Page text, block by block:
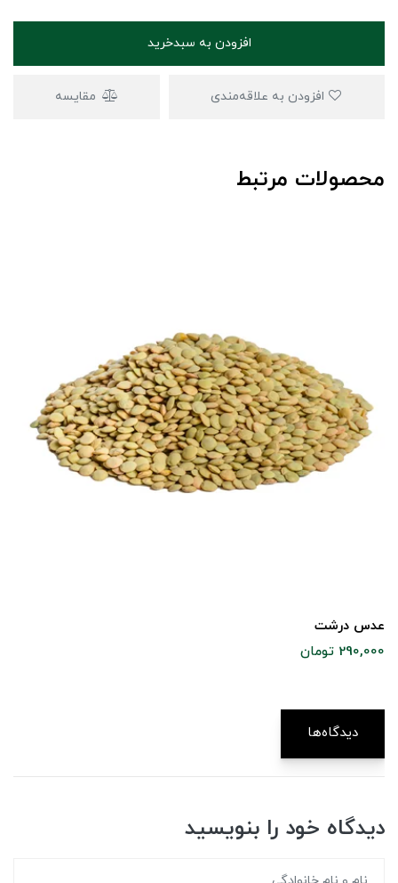
افزودن به سبدخرید
مقایسه
محصولات مرتبط
عدس درشت
290,000 تومان
دیدگاه‌ها
دیدگاه خود را بنویسید